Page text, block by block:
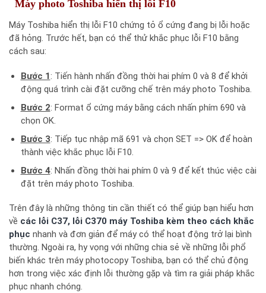
Máy photo Toshiba hiển thị lỗi F10
Máy Toshiba hiển thị lỗi F10 chứng tỏ ổ cứng đang bị lỗi hoặc
đã hỏng. Trước hết, bạn có thể thử khắc phục lỗi F10 bằng
cách sau:
Bước 1: Tiến hành nhấn đồng thời hai phím 0 và 8 để khởi
động quá trình cài đặt cưỡng chế trên máy photo Toshiba.
Bước 2: Format ổ cứng máy bằng cách nhấn phím 690 và
chọn OK.
Bước 3: Tiếp tục nhập mã 691 và chọn SET => OK để hoàn
thành việc khắc phục lỗi F10.
Bước 4: Nhấn đồng thời hai phím 0 và 9 để kết thúc việc cài
đặt trên máy photo Toshiba.
Trên đây là những thông tin cần thiết có thể giúp bạn hiểu hơn
về các lỗi C37, lỗi C370 máy Toshiba kèm theo cách khắc
phục nhanh và đơn giản để máy có thể hoạt động trở lại bình
thường. Ngoài ra, hy vọng với những chia sẻ về những lỗi phổ
biến khác trên máy photocopy Toshiba, bạn có thể chủ động
hơn trong việc xác định lỗi thường gặp và tìm ra giải pháp khắc
phục nhanh chóng.